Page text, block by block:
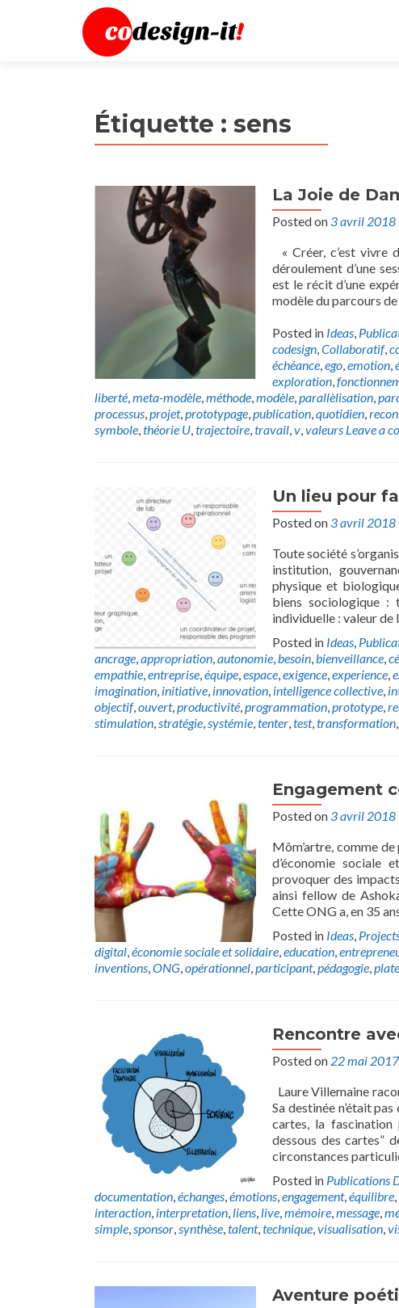
Étiquette : sens
La Joie de
Posted on 3 avril 2018
« Créer, c’est vivre
déroulement d’une
est le récit d’une
modèle du parcours
Posted in Ideas,
codesign,Collaboratif,
échéance,ego,emotion,
exploration,
liberté,meta-modèle,méthode,modèle,parallèlisation,
processus,projet,prototypage,publication,quotidien,
symbole,théorie U,trajectoire,travail,v,valeurs Leave a
Un lieu pour
Posted on 3 avril 2018
Toute société
institution,
physique et
biens sociologique
individuelle : valeur de
Posted in Ideas,
ancrage,appropriation,autonomie,besoin,bienveillance,
empathie,entreprise,équipe,espace,exigence,experience,
imagination, initiative, innovation, intelligence collective,
objectif,ouvert,productivité,programmation,prototype,
stimulation,stratégie,systémie,tenter,test,transformation,
Engagement
Posted on 3 avril 2018
Môm’artre, comme
d’économie sociale
provoquer des
ainsi fellow de
Cette ONG a, en 35
Posted in Ideas,
digital,économie sociale et solidaire,education,
inventions,ONG,opérationnel,participant,pédagogie,
Rencontre
Posted on 22 mai 2017
Laure Villemaine
Sa destinée n’était
cartes, la fascination
dessous des cartes”
circonstances
Posted in Publications
documentation,échanges,émotions,engagement,équilibre,
interaction, interpretation, liens, live,mémoire,message,
simple,sponsor,synthèse,talent,technique,visualisation,
Aventure